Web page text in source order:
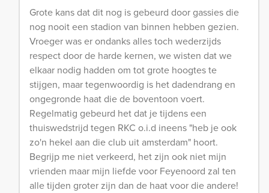
Grote kans dat dit nog is gebeurd door gassies die
nog nooit een stadion van binnen hebben gezien.
Vroeger was er ondanks alles toch wederzijds
respect door de harde kernen, we wisten dat we
elkaar nodig hadden om tot grote hoogtes te
stijgen, maar tegenwoordig is het dadendrang en
ongegronde haat die de boventoon voert.
Regelmatig gebeurd het dat je tijdens een
thuiswedstrijd tegen RKC o.i.d ineens "heb je ook
zo'n hekel aan die club uit amsterdam" hoort.
Begrijp me niet verkeerd, het zijn ook niet mijn
vrienden maar mijn liefde voor Feyenoord zal ten
alle tijden groter zijn dan de haat voor die andere!